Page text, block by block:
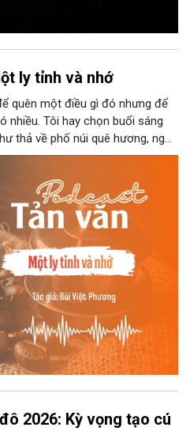
ly tỉnh và nhớ
quên một điều gì đó nhưng để
nhiều. Tôi hay chọn buổi sáng
thả về phố núi quê hương, ngồi
nắng điểm từng nhịp xuống
cánh cửa diệu kì của mình.
2026: Kỳ vọng tạo cú